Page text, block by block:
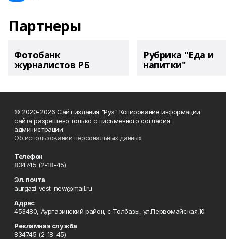
Партнеры
Фотобанк
журналистов РБ
Рубрика "Еда и
напитки"
© 2020-2026 Сайт издания "Рух" Копирование информации
сайта разрешено только с письменного согласия
администрации.
Об использовании персональных данных
Телефон
834745 (2-18-45)
Эл. почта
aurgazi_vest_new@mail.ru
Адрес
453480, Аургазинский район, с.Толбазы, ул.Первомайская,10
Рекламная служба
834745 (2-18-45)